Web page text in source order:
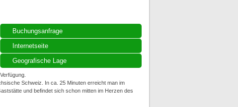
Buchungsanfrage
Internetseite
Geografische Lage
Schweiz. In ca. 25 Minuten erreicht man im
und befindet sich schon mitten im Herzen des